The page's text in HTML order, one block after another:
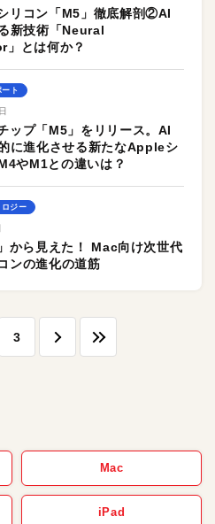
リコン「M5」徹底解剖②AI
新技術「Neural
とは何か？
ート
ップ「M5」をリリース。AI
に進化させる新たなAppleシ
やM1との違いは？
ジー
から見えた！ Mac向け次世代
ンの進化の道筋
3
Mac
iPad